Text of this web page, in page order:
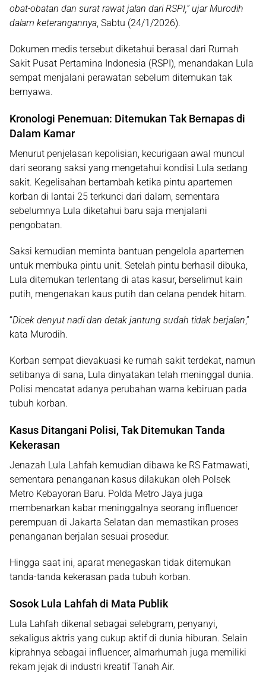
obat-obatan dan surat rawat jalan dari RSPI,” ujar Murodih
dalam keterangannya , Sabtu (24/1/2026).
Dokumen medis tersebut diketahui berasal dari Rumah
Sakit Pusat Pertamina Indonesia (RSPI) , menandakan Lula
sempat menjalani perawatan sebelum ditemukan tak
bernyawa.
Kronologi Penemuan: Ditemukan Tak Bernapas di
Dalam Kamar
Menurut penjelasan kepolisian, kecurigaan awal muncul
dari seorang saksi yang mengetahui kondisi Lula sedang
sakit. Kegelisahan bertambah ketika pintu apartemen
korban di lantai 25 terkunci dari dalam, sementara
sebelumnya Lula diketahui baru saja menjalani
pengobatan.
Saksi kemudian meminta bantuan pengelola apartemen
untuk membuka pintu unit. Setelah pintu berhasil dibuka,
Lula ditemukan terlentang di atas kasur, berselimut kain
putih, mengenakan kaus putih dan celana pendek hitam.
“Dicek denyut nadi dan detak jantung sudah tidak berjalan,”
kata Murodih.
Korban sempat dievakuasi ke rumah sakit terdekat, namun
setibanya di sana, Lula dinyatakan telah meninggal dunia.
Polisi mencatat adanya perubahan warna kebiruan pada
tubuh korban.
Kasus Ditangani Polisi, Tak Ditemukan Tanda
Kekerasan
Jenazah Lula Lahfah kemudian dibawa ke RS Fatmawati
sementara penanganan kasus dilakukan oleh Polsek
Metro Kebayoran Baru. Polda Metro Jaya juga
membenarkan kabar meninggalnya seorang influencer
perempuan di Jakarta Selatan dan memastikan proses
penanganan berjalan sesuai prosedur.
Hingga saat ini, aparat menegaskan tidak ditemukan
tanda-tanda kekerasan pada tubuh korban.
Sosok Lula Lahfah di Mata Publik
Lula Lahfah dikenal sebagai selebgram, penyanyi,
sekaligus aktris yang cukup aktif di dunia hiburan. Selain
kiprahnya sebagai influencer, almarhumah juga memiliki
rekam jejak di industri kreatif Tanah Air.